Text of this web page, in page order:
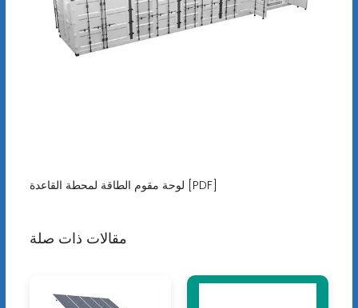
لوحة مقوم الطاقة لمحطة القاعدة [PDF]
مقالات ذات صلة